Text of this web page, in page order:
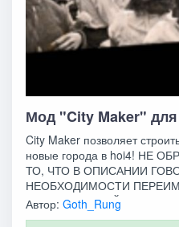
Мод "City Maker"
City Maker позволяет
новые города в hoi4! НЕ
ТО, ЧТО В ОПИСАНИИ
НЕОБХОДИМОСТИ
И СНОВА, ЧИТАЙТЕ
Автор:Goth_Rung